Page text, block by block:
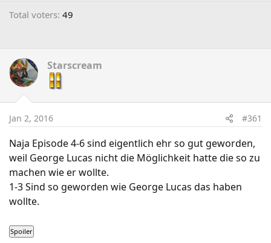
Total voters 49
Starscream
Jan 2, 2016 #361
Naja Episode 4-6 sind eigentlich ehr so gut geworden,
weil George Lucas nicht die Möglichkeit hatte die so zu
machen wie er wollte.
1-3 Sind so geworden wie George Lucas das haben
wollte.